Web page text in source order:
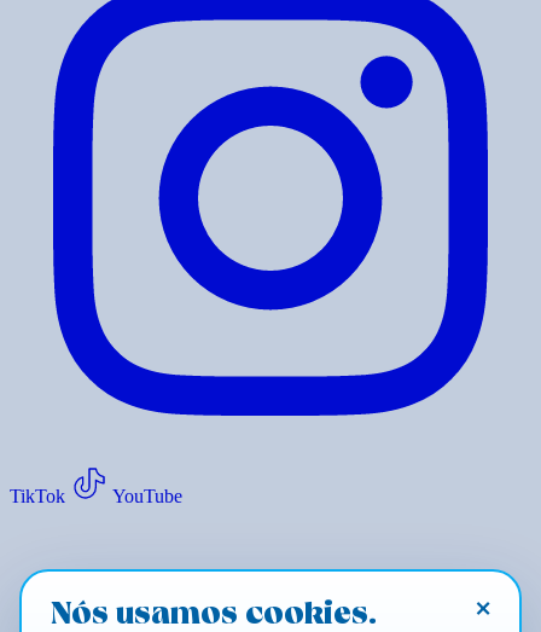
TikTok YouTube
×
Nós usamos cookies.